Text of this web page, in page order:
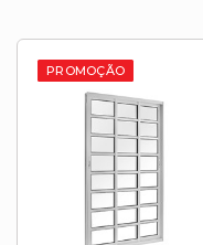
PROMOÇÃO